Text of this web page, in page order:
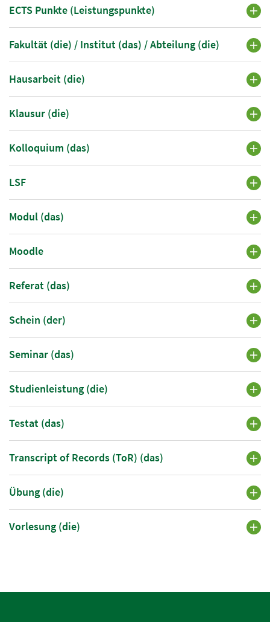
ECTS Punkte (Leistungspunkte)
Fakultät (die) / Institut (das) / Abteilung (die)
Hausarbeit (die)
Klausur (die)
Kolloquium (das)
LSF
Modul (das)
Moodle
Referat (das)
Schein (der)
Seminar (das)
Studienleistung (die)
Testat (das)
Transcript of Records (ToR) (das)
Übung (die)
Vorlesung (die)